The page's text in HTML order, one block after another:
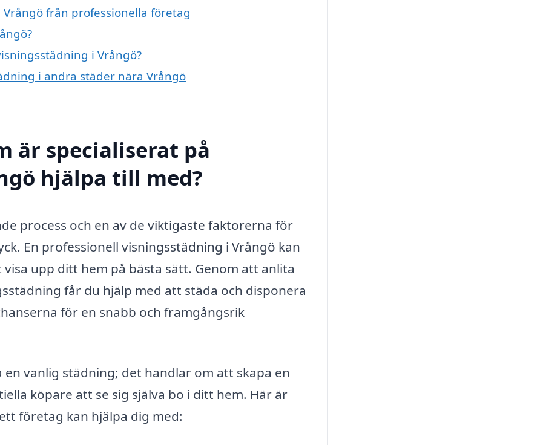
från professionella företag
i Vrångö?
i andra städer nära Vrångö
är specialiserat på
hjälpa till med?
process och en av de viktigaste faktorerna för
En professionell visningsstädning i Vrångö kan
upp ditt hem på bästa sätt. Genom att anlita
får du hjälp med att städa och disponera
för en snabb och framgångsrik
vanlig städning; det handlar om att skapa en
köpare att se sig själva bo i ditt hem. Här är
företag kan hjälpa dig med: